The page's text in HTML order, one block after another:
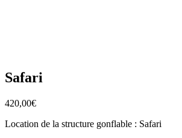
Safari
420,00€
Location de la structure gonflable : Safari